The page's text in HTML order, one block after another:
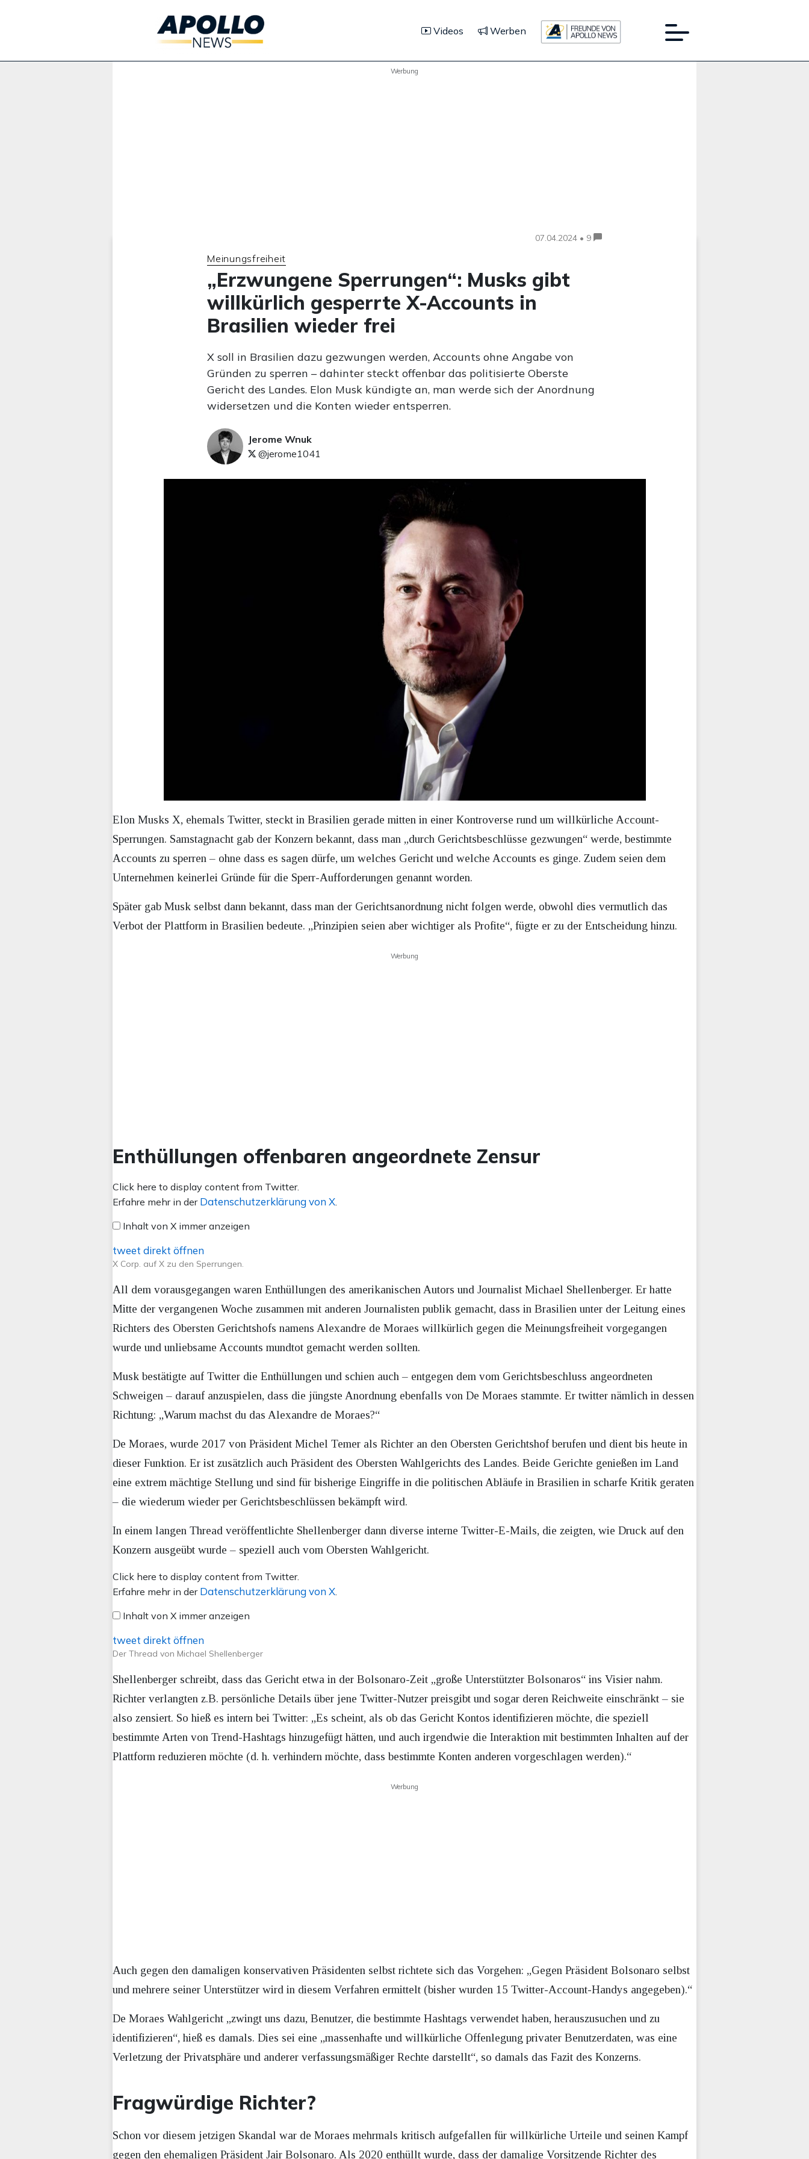
Videos Werben
Werbung
07.04.2024 • 9
Meinungsfreiheit
„Erzwungene Sperrungen“: Musks gibt
willkürlich gesperrte X-Accounts in
Brasilien wieder frei
X soll in Brasilien dazu gezwungen werden, Accounts ohne Angabe von
Gründen zu sperren – dahinter steckt offenbar das politisierte Oberste
Gericht des Landes. Elon Musk kündigte an, man werde sich der Anordnung
widersetzen und die Konten wieder entsperren.
Jerome Wnuk
@jerome1041
Elon Musks X, ehemals Twitter, steckt in Brasilien gerade mitten in einer Kontroverse rund um willkürliche Account-
Sperrungen. Samstagnacht gab der Konzern bekannt, dass man „durch Gerichtsbeschlüsse gezwungen“ werde, bestimmte
Accounts zu sperren – ohne dass es sagen dürfe, um welches Gericht und welche Accounts es ginge. Zudem seien dem
Unternehmen keinerlei Gründe für die Sperr-Aufforderungen genannt worden.
Später gab Musk selbst dann bekannt, dass man der Gerichtsanordnung nicht folgen werde, obwohl dies vermutlich das
Verbot der Plattform in Brasilien bedeute. „Prinzipien seien aber wichtiger als Profite“, fügte er zu der Entscheidung hinzu.
Werbung
Enthüllungen offenbaren angeordnete Zensur
Inhalt
von
anzeigen
Click here to display content from Twitter.
Erfahre mehr in der Datenschutzerklärung von X
Inhalt von X immer anzeigen
tweet direkt öffnen
X Corp. auf X zu den Sperrungen.
All dem vorausgegangen waren Enthüllungen des amerikanischen Autors und Journalist Michael Shellenberger. Er hatte
Mitte der vergangenen Woche zusammen mit anderen Journalisten publik gemacht, dass in Brasilien unter der Leitung eines
Richters des Obersten Gerichtshofs namens Alexandre de Moraes willkürlich gegen die Meinungsfreiheit vorgegangen
wurde und unliebsame Accounts mundtot gemacht werden sollten.
Musk bestätigte auf Twitter die Enthüllungen und schien auch – entgegen dem vom Gerichtsbeschluss angeordneten
Schweigen – darauf anzuspielen, dass die jüngste Anordnung ebenfalls von De Moraes stammte. Er twitter nämlich in dessen
Richtung: „Warum machst du das Alexandre de Moraes?“
De Moraes, wurde 2017 von Präsident Michel Temer als Richter an den Obersten Gerichtshof berufen und dient bis heute in
dieser Funktion. Er ist zusätzlich auch Präsident des Obersten Wahlgerichts des Landes. Beide Gerichte genießen im Land
eine extrem mächtige Stellung und sind für bisherige Eingriffe in die politischen Abläufe in Brasilien in scharfe Kritik geraten
– die wiederum wieder per Gerichtsbeschlüssen bekämpft wird.
In einem langen Thread veröffentlichte Shellenberger dann diverse interne Twitter-E-Mails, die zeigten, wie Druck auf den
Konzern ausgeübt wurde – speziell auch vom Obersten Wahlgericht.
Inhalt
von
anzeigen
Click here to display content from Twitter.
Erfahre mehr in der Datenschutzerklärung von X
Inhalt von X immer anzeigen
tweet direkt öffnen
Der Thread von Michael Shellenberger
Shellenberger schreibt, dass das Gericht etwa in der Bolsonaro-Zeit „große Unterstützter Bolsonaros“ ins Visier nahm.
Richter verlangten z.B. persönliche Details über jene Twitter-Nutzer preisgibt und sogar deren Reichweite einschränkt – sie
also zensiert. So hieß es intern bei Twitter: „Es scheint, als ob das Gericht Kontos identifizieren möchte, die speziell
bestimmte Arten von Trend-Hashtags hinzugefügt hätten, und auch irgendwie die Interaktion mit bestimmten Inhalten auf der
Plattform reduzieren möchte (d. h. verhindern möchte, dass bestimmte Konten anderen vorgeschlagen werden).“
Werbung
Auch gegen den damaligen konservativen Präsidenten selbst richtete sich das Vorgehen: „Gegen Präsident Bolsonaro selbst
und mehrere seiner Unterstützer wird in diesem Verfahren ermittelt (bisher wurden 15 Twitter-Account-Handys angegeben).“
De Moraes Wahlgericht „zwingt uns dazu, Benutzer, die bestimmte Hashtags verwendet haben, herauszusuchen und zu
identifizieren“, hieß es damals. Dies sei eine „massenhafte und willkürliche Offenlegung privater Benutzerdaten, was eine
Verletzung der Privatsphäre und anderer verfassungsmäßiger Rechte darstellt“, so damals das Fazit des Konzerns.
Fragwürdige Richter?
Schon vor diesem jetzigen Skandal war de Moraes mehrmals kritisch aufgefallen für willkürliche Urteile und seinen Kampf
gegen den ehemaligen Präsident Jair Bolsonaro. Als 2020 enthüllt wurde, dass der damalige Vorsitzende Richter des